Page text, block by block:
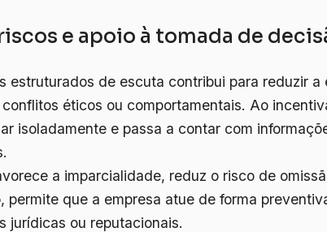
e apoio à tomada de
estruturados de escuta contribui para reduzir a
éticos ou comportamentais. Ao
isoladamente e passa a contar com
a imparcialidade, reduz o risco de
permite que a empresa atue de forma
jurídicas ou reputacionais.